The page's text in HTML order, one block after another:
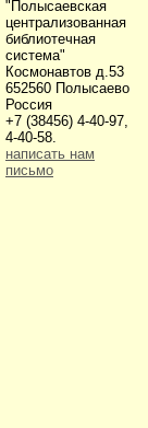
"Полысаевская
централизованная
библиотечная
система"
Космонавтов д.53
652560 Полысаево
Россия
+7 (38456) 4-40-97,
4-40-58.
написать нам
письмо